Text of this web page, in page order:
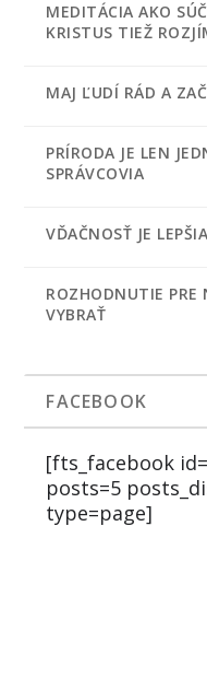
MEDITÁCIA AKO
KRISTUS TIEŽ
MAJ ĽUDÍ RÁD A
PRÍRODA JE LEN
SPRÁVCOVIA
VĎAČNOSŤ JE
ROZHODNUTIE PRE
VYBRAŤ
FACEBOOK
[fts_facebook
posts=5
type=page]